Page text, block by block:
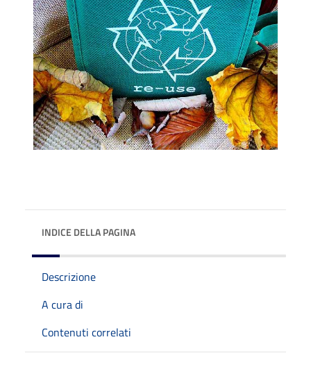
INDICE DELLA PAGINA
Descrizione
A cura di
Contenuti correlati